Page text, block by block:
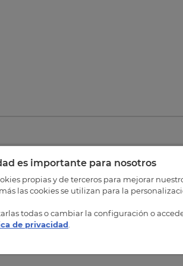
es importante para nosotros
propias y de terceros para mejorar
las cookies se utilizan para la
todas o cambiar la configuración o
de privacidad